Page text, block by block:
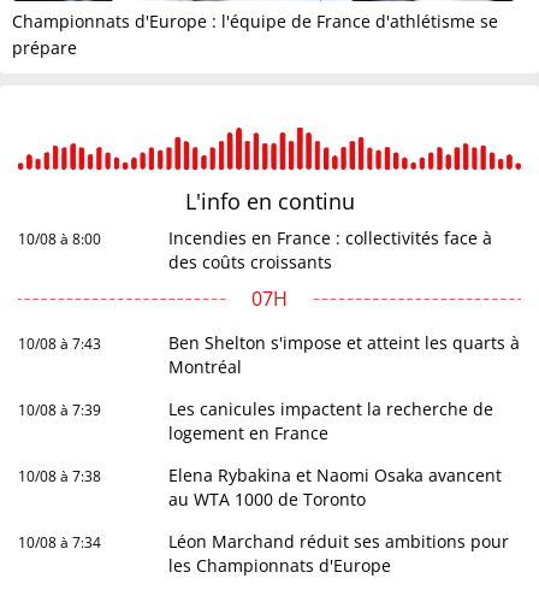
Championnats d'Europe : l'équipe de France d'athlétisme se
prépare
L'info en continu
10/08 à 8:00
Incendies en France : collectivités face à
des coûts croissants
07H
10/08 à 7:43
Ben Shelton s'impose et atteint les quarts à
Montréal
10/08 à 7:39
Les canicules impactent la recherche de
logement en France
10/08 à 7:38
Elena Rybakina et Naomi Osaka avancent
au WTA 1000 de Toronto
10/08 à 7:34
Léon Marchand réduit ses ambitions pour
les Championnats d'Europe